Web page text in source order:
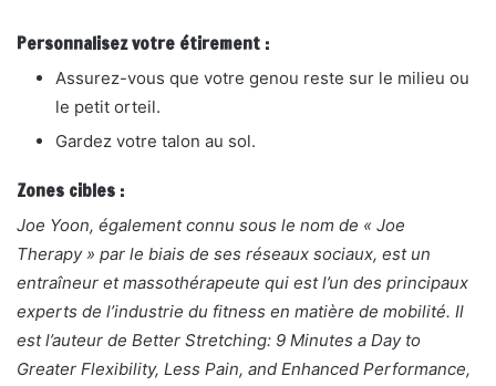
Personnalisez votre étirement :
Assurez-vous que votre genou reste sur le milieu ou
le petit orteil.
Gardez votre talon au sol.
Zones cibles :
Joe Yoon, également connu sous le nom de « Joe
Therapy » par le biais de ses réseaux sociaux, est un
entraîneur et massothérapeute qui est l’un des principaux
experts de l’industrie du fitness en matière de mobilité. Il
est l’auteur de Better Stretching: 9 Minutes a Day to
Greater Flexibility, Less Pain, and Enhanced Performance,